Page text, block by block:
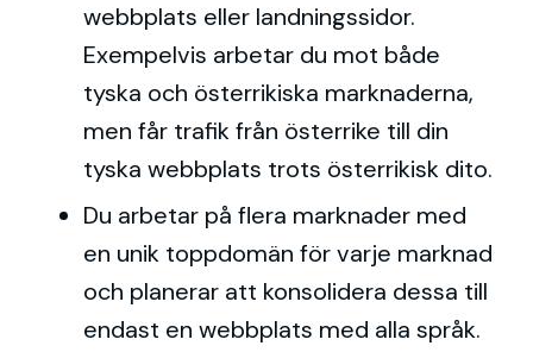
webbplats eller landningssidor.
Exempelvis arbetar du mot både
tyska och österrikiska marknaderna,
men får trafik från österrike till din
tyska webbplats trots österrikisk dito.
Du arbetar på flera marknader med
en unik toppdomän för varje marknad
och planerar att konsolidera dessa till
endast en webbplats med alla språk.